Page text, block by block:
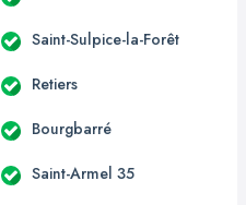
Saint-Sulpice-la-Forêt
Retiers
Bourgbarré
Saint-Armel 35